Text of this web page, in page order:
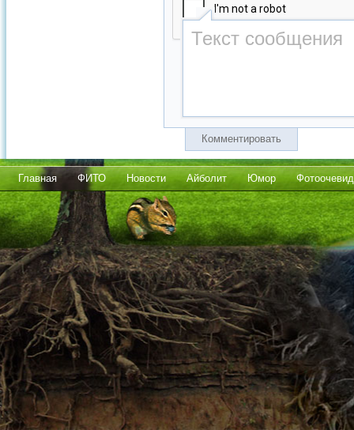
Комментировать
Главная ФИТО Новости Айболит Юмор